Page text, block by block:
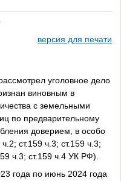
версия для печати
уголовное дело
виновным в
с земельными
по предварительному
доверием, в особо
ст.159 ч.3; ст.159 ч.3;
ч.3; ст.159 ч.4 УК РФ).
года по июнь 2024 года